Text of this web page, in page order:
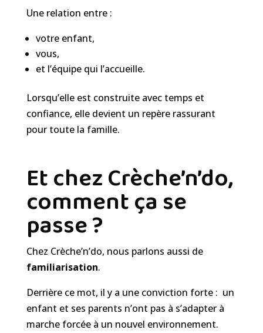
Une relation entre :
votre enfant,
vous,
et l’équipe qui l’accueille.
Lorsqu’elle est construite avec temps et
confiance, elle devient un repère rassurant
pour toute la famille.
Et chez Crèche’n’do,
comment ça se
passe ?
Chez Crèche’n’do, nous parlons aussi de
familiarisation.
Derrière ce mot, il y a une conviction forte : un
enfant et ses parents n’ont pas à s’adapter à
marche forcée à un nouvel environnement.